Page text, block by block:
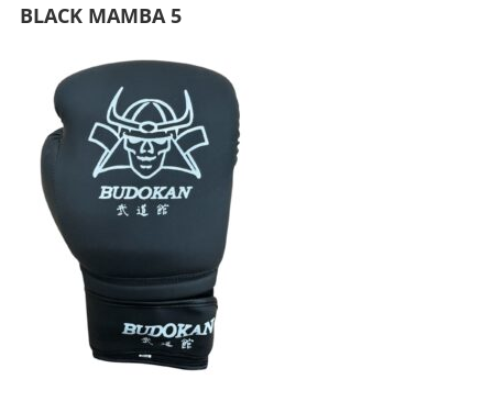
BLACK MAMBA 5